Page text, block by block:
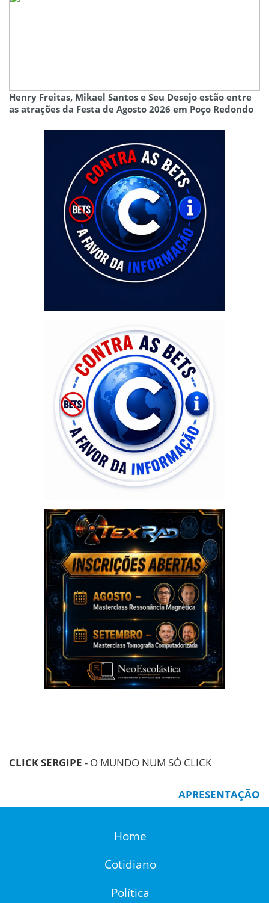
Henry Freitas, Mikael Santos e Seu Desejo estão entre
as atrações da Festa de Agosto 2026 em Poço Redondo
CLICK SERGIPE - O MUNDO NUM SÓ CLICK
APRESENTAÇÃO
Home
Cotidiano
Política